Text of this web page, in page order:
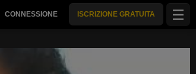
CONNESSIONE ISCRIZIONE GRATUITA